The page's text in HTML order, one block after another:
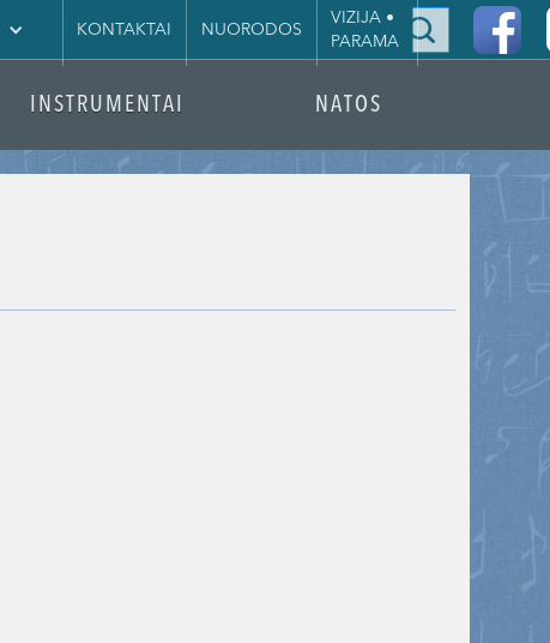
KONTAKTAI NUORODOS
VIZIJA •
PARAMA
|
INSTRUMENTAI NATOS